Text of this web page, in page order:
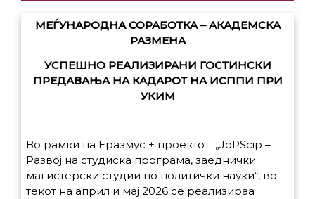
МЕЃУНАРОДНА СОРАБОТКА – АКАДЕМСКА
РАЗМЕНА
УСПЕШНО РЕАЛИЗИРАНИ ГОСТИНСКИ
ПРЕДАВАЊА НА КАДАРОТ НА ИСППИ ПРИ
УКИМ
Во рамки на Еразмус + проектот „JoPScip –
Развој на студиска програма, заеднички
магистерски студии по политички науки“, во
текот на април и мај 2026 се реализираа